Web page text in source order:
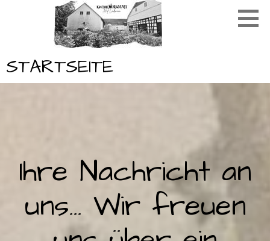
STARTSEITE
Ihre Nachricht an
uns… Wir freuen